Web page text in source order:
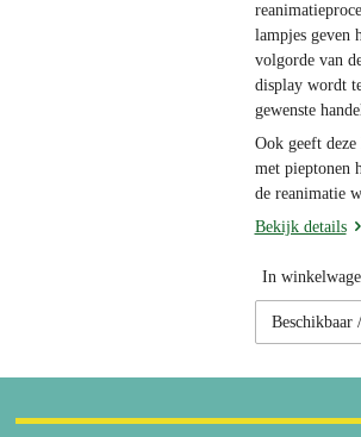
lampjes geven
volgorde van
display wordt
gewenste
Ook geeft
met pieptonen
de reanimatie
Bekijk details
In